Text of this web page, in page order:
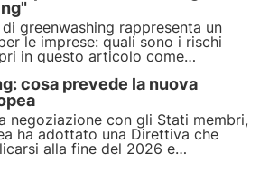
greenwashing rappresenta un
le imprese: quali sono i rischi
in questo articolo come
il tuo impegno per la
con le Pillole dall'Oasi,
di 3Bee per i Professionisti
cosa prevede la nuova
negoziazione con gli Stati membri,
ha adottato una Direttiva che
alla fine del 2026 e
nazionali sul